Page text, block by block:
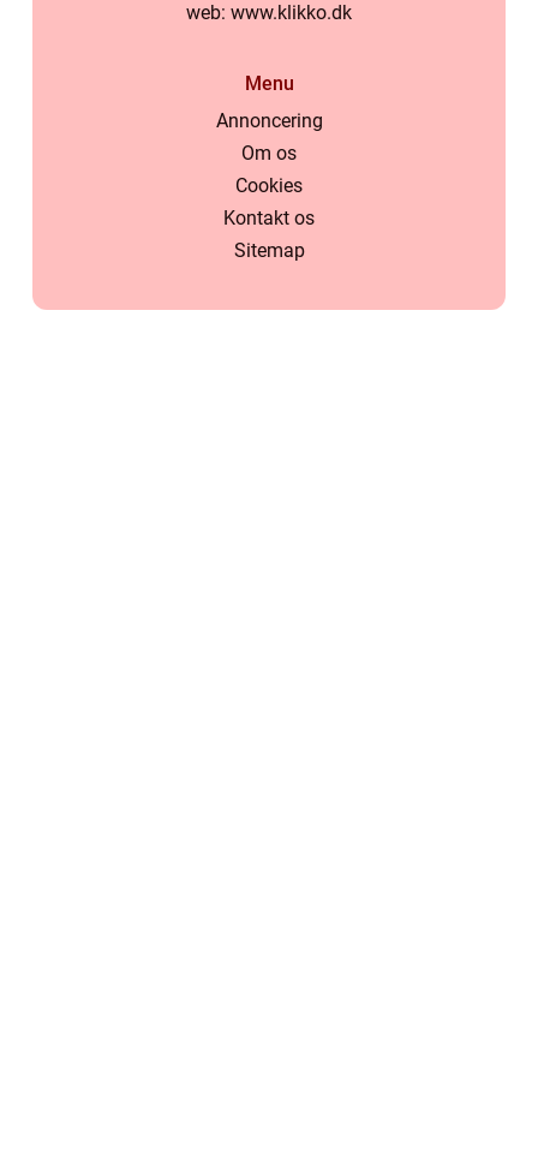
web: www.klikko.dk
Menu
Annoncering
Om os
Cookies
Kontakt os
Sitemap